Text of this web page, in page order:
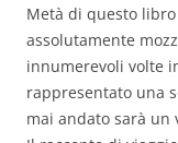
Metà di questo
assolutamente
innumerevoli volte
rappresentato una
mai andato sarà un